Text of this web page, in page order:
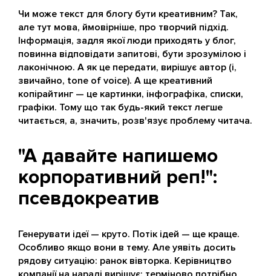
Чи може текст для блогу бути креативним? Так,
але тут мова, ймовірніше, про творчий підхід.
Інформація, задля якої люди приходять у блог,
повинна відповідати запитові, бути зрозумілою і
лаконічною. А як це передати, вирішує автор (і,
звичайно, tone of voice). А ще креативний
копірайтинг — це картинки, інфографіка, списки,
графіки. Тому що так будь-який текст легше
читається, а, значить, розв'язує проблему читача.
"А давайте напишемо
корпоративний реп!":
псевдокреатив
Генерувати ідеї — круто. Потік ідей — ще краще.
Особливо якщо вони в тему. Але уявіть досить
рядову ситуацію: ранок вівторка. Керівництво